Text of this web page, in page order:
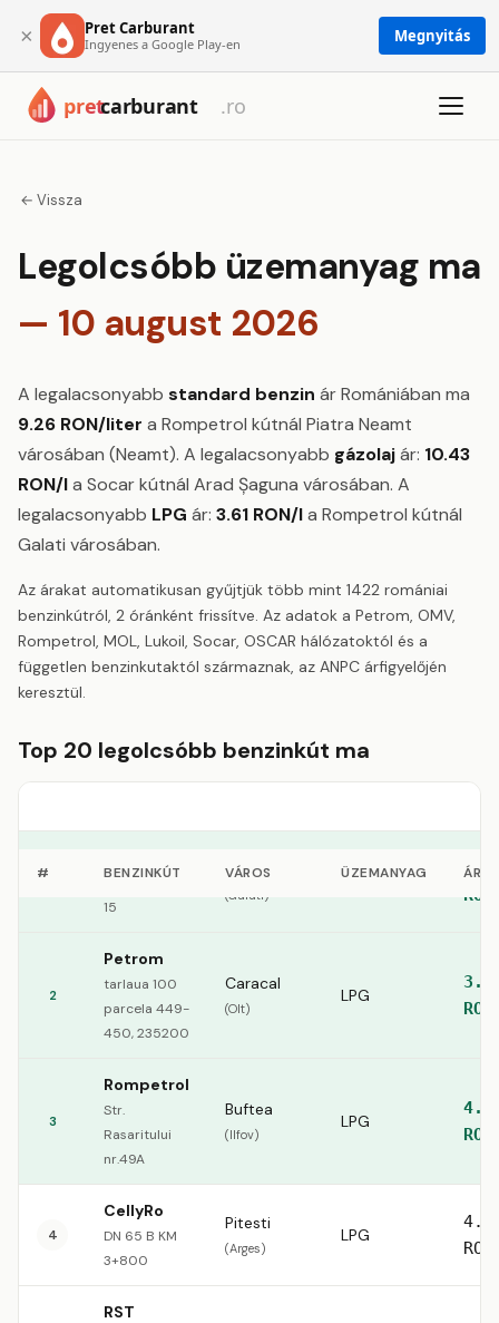
× Pret Carburant
Ingyenes a Google Play-en Megnyitás
← Vissza
Legolcsóbb üzemanyag ma
— 10 august 2026
A legalacsonyabb standard benzin ár Romániában ma
9.26 RON/liter a Rompetrol kútnál Piatra Neamt
városában (Neamt). A legalacsonyabb gázolajár: 10.43
RON/la Socar kútnál Arad Șaguna városában. A
legalacsonyabb LPG ár: 3.61 RON/la Rompetrol kútnál
Galati városában.
Az árakat automatikusan gyűjtjük több mint 1422 romániai
benzinkútról, 2 óránként frissítve. Az adatok a Petrom, OMV,
Rompetrol, MOL, Lukoil, Socar, OSCAR hálózatoktól és a
független benzinkutaktól származnak, az ANPC árfigyelőjén
keresztül.
Top 20 legolcsóbb benzinkút ma
# BENZINKÚT VÁROS ÜZEMANYAG ÁR
Bd. Otelarilor
15
Galati
(Galati)
LPG
2
Petrom
tarlaua 100
parcela 449-
450, 235200
Caracal
(Olt)
LPG
3
Rompetrol
Str.
Rasaritului
nr.49A
Buftea
(Ilfov)
LPG
4
CellyRo
DN 65 B KM
3+800
Pitesti
(Arges)
LPG
RST